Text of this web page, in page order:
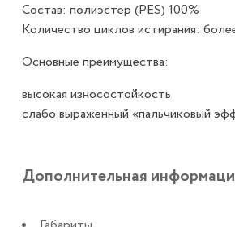
Состав: полиэстер (PES) 100%
Количество циклов истирания:
Основные преимущества:
высокая износостойкость
слабо выраженный «пальчиковый
Дополнительная